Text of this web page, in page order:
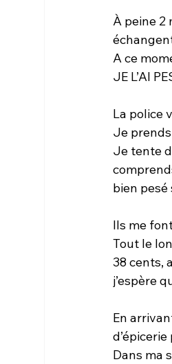
À peine 2
A ce
JE L’AI
La police
Je prends
Je tente
bien pesé
Ils me
Tout le
38 cents,
j’espère
En
Dans ma